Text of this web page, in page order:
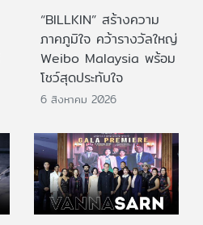
“BILLKIN” สร้างความ
ภาคภูมิใจ คว้ารางวัลใหญ่
Weibo Malaysia พร้อม
โชว์สุดประทับใจ
6 สิงหาคม 2026